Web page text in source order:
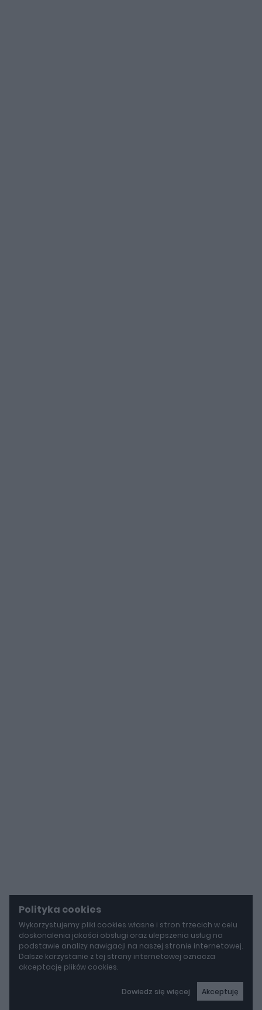
Polityka cookies
Wykorzystujemy pliki cookies własne i stron trzecich w celu
doskonalenia jakości obsługi oraz ulepszenia usług na
podstawie analizy nawigacji na naszej stronie internetowej.
Dalsze korzystanie z tej strony internetowej oznacza
akceptację plików cookies.
Dowiedz się więcej Akceptuję